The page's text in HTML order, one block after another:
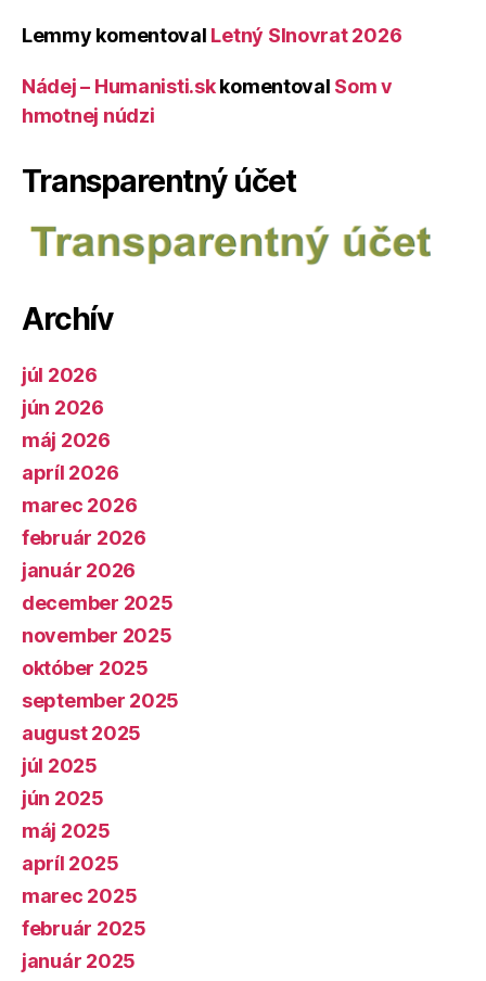
Lemmy komentoval Letný Slnovrat 2026
Nádej – Humanisti.skkomentoval Som v
hmotnej núdzi
Transparentný účet
Archív
júl 2026
jún 2026
máj 2026
apríl 2026
marec 2026
február 2026
január 2026
december 2025
november 2025
október 2025
september 2025
august 2025
júl 2025
jún 2025
máj 2025
apríl 2025
marec 2025
február 2025
január 2025